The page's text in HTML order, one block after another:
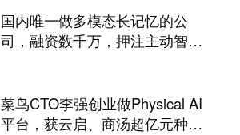
国内唯一做多模态长记忆的公
司，融资数千万，押注主动智能
菜鸟CTO李强创业做Physical AI
平台，获云启、商汤超亿元种子